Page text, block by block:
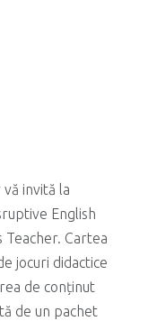
invită la
English
Teacher. Cartea
jocuri didactice
de conținut
de un pachet